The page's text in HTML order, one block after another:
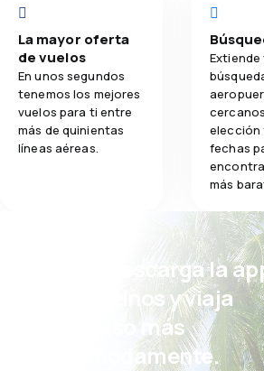
5.0
Transporte de equipaje 5.0
Comidas 5.0
La mayor oferta
de vuelos
En unos segundos
tenemos los mejores
vuelos para ti entre
más de quinientas
líneas aéreas.
Extiende
elección
fechas
más
¡Eh! Descarga la
eDestinos y viaja
incluso más
cómodamente.